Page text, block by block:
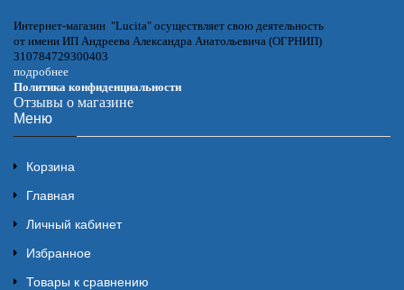
Интернет-магазин "Lucita" осуществляет свою деятельность
от имени ИП Андреева Александра Анатольевича (ОГРНИП)
310784729300403
подробнее
Политика конфиденциальности
Отзывы о магазине
Меню
Корзина
Главная
Личный кабинет
Избранное
Товары к сравнению